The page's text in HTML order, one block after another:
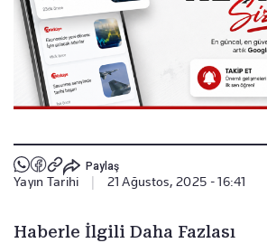
Paylaş
Yayın Tarihi 21 Ağustos, 2025 - 16:41
Haberle İlgili Daha Fazlası